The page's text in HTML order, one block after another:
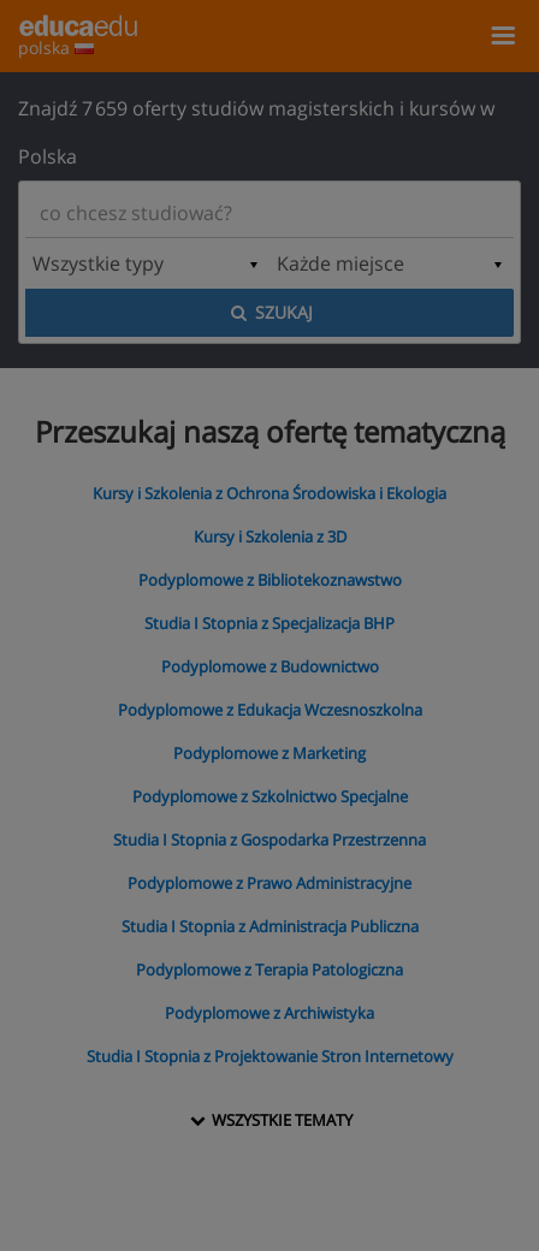
polska
Znajdź 7 659 oferty studiów magisterskich i kursów w
Polska
SZUKAJ
Przeszukaj naszą ofertę tematyczną
Kursy i Szkolenia z Ochrona Środowiska i Ekologia
Kursy i Szkolenia z 3D
Podyplomowe z Bibliotekoznawstwo
Studia I Stopnia z Specjalizacja BHP
Podyplomowe z Budownictwo
Podyplomowe z Edukacja Wczesnoszkolna
Podyplomowe z Marketing
Podyplomowe z Szkolnictwo Specjalne
Studia I Stopnia z Gospodarka Przestrzenna
Podyplomowe z Prawo Administracyjne
Studia I Stopnia z Administracja Publiczna
Podyplomowe z Terapia Patologiczna
Podyplomowe z Archiwistyka
Studia I Stopnia z Projektowanie Stron Internetowy
WSZYSTKIE TEMATY